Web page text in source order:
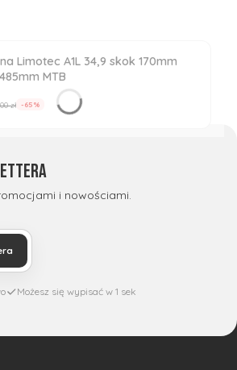
Limotec A1L 34,9 skok 170mm
MTB
zł -65%
i nowościami.
Możesz się wypisać w 1 sek